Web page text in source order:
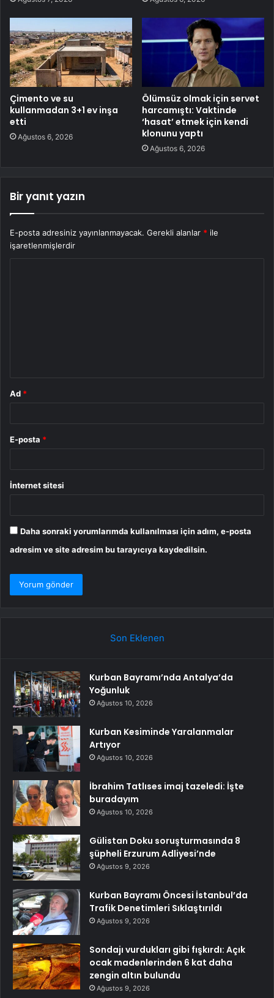
Çimento ve su
kullanmadan 3+1 ev inşa
etti
Ağustos 6, 2026
Ölümsüz olmak için servet
harcamıştı: Vaktinde
‘hasat’ etmek için kendi
klonunu yaptı
Ağustos 6, 2026
Bir yanıt yazın
E-posta adresiniz yayınlanmayacak. Gerekli alanlar * ile
işaretlenmişlerdir
Ad *
E-posta *
İnternet sitesi
Daha sonraki yorumlarımda kullanılması için adım, e-posta
adresim ve site adresim bu tarayıcıya kaydedilsin.
Son Eklenen
Kurban Bayramı’nda Antalya’da
Yoğunluk
Ağustos 10, 2026
Kurban Kesiminde Yaralanmalar
Artıyor
Ağustos 10, 2026
İbrahim Tatlıses imaj tazeledi: İşte
buradayım
Ağustos 10, 2026
Gülistan Doku soruşturmasında 8
şüpheli Erzurum Adliyesi’nde
Ağustos 9, 2026
Kurban Bayramı Öncesi İstanbul’da
Trafik Denetimleri Sıklaştırıldı
Ağustos 9, 2026
Sondajı vurdukları gibi fışkırdı: Açık
ocak madenlerinden 6 kat daha
zengin altın bulundu
Ağustos 9, 2026